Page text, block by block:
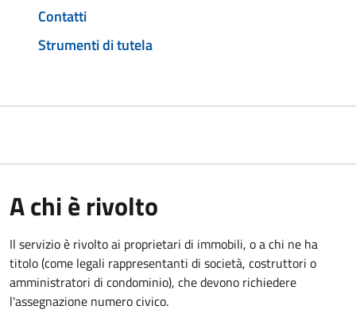
Contatti
Strumenti di tutela
A chi è rivolto
Il servizio è rivolto ai proprietari di immobili, o a chi ne ha
titolo (come legali rappresentanti di società, costruttori o
amministratori di condominio), che devono richiedere
l'assegnazione numero civico.